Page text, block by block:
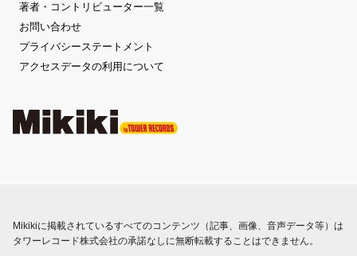
著者・コントリビューター一覧
お問い合わせ
プライバシーステートメント
アクセスデータの利用について
Mikikiに掲載されているすべてのコンテンツ（記事、画像、音声データ等）は
タワーレコード株式会社の承諾なしに無断転載することはできません。